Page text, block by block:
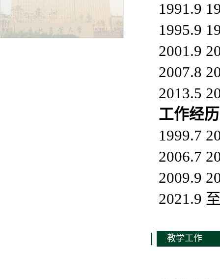
1991.9
1995.9
2001.9
2007.8
2013.5
工作经
1999.7
2006.7
2009.9
2021.9
教学工作